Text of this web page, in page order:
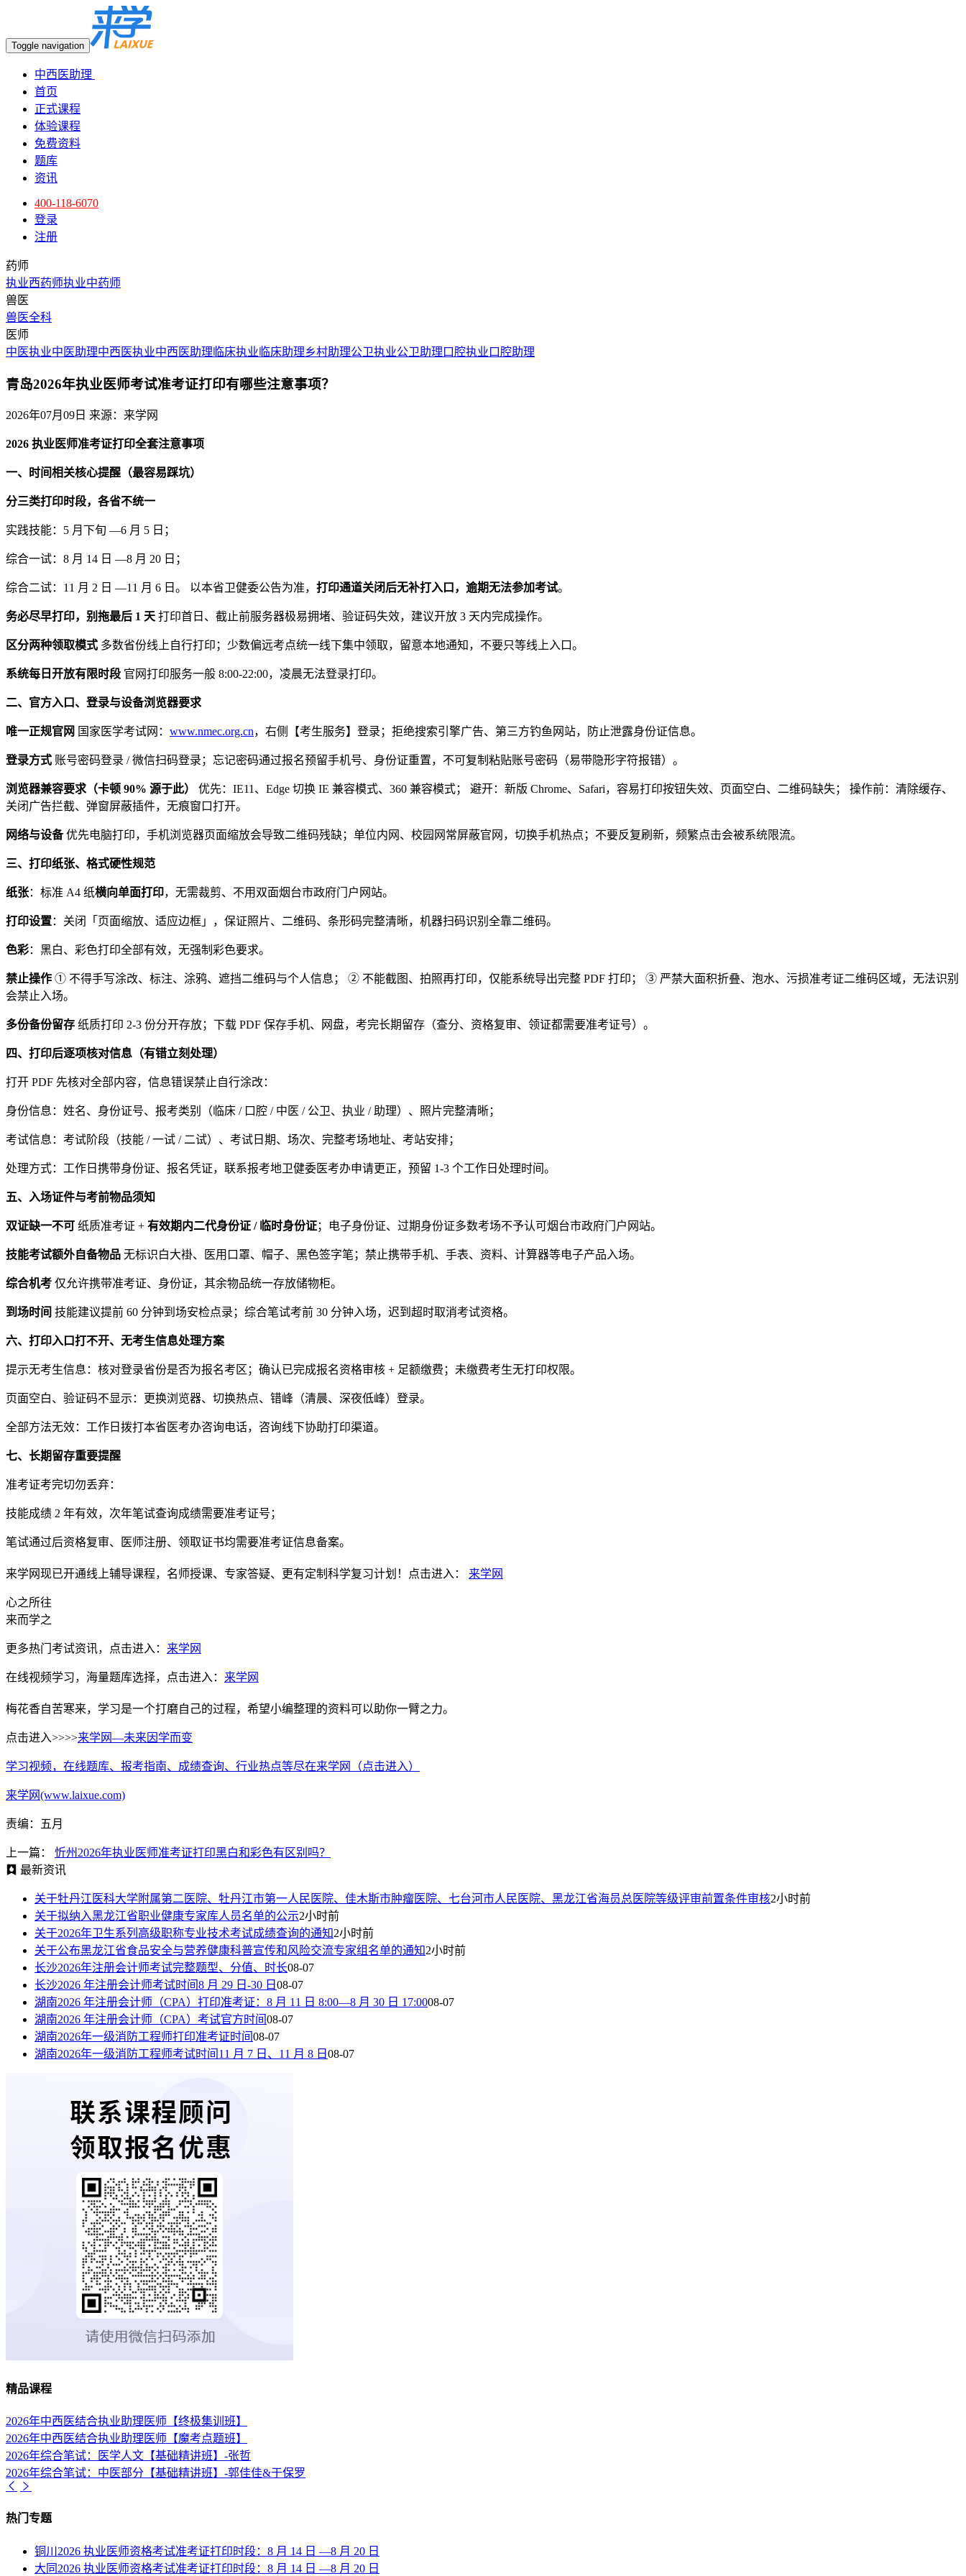
Toggle navigation
中西医助理
首页
正式课程
体验课程
免费资料
题库
资讯
400-118-6070
登录
注册
药师
执业西药师执业中药师
兽医
兽医全科
医师
中医执业中医助理中西医执业中西医助理 临床执业 临床助理乡村助理公卫执业公卫助理 口腔执业 口腔助理
青岛2026年执业医师考试准考证打印有哪些注意事项？
2026年07月09日 来源：来学网
2026 执业医师准考证打印全套注意事项
一、时间相关核心提醒（最容易踩坑）
分三类打印时段，各省不统一
实践技能：5 月下旬 —6 月 5 日；
综合一试：8 月 14 日 —8 月 20 日；
综合二试：11 月 2 日 —11 月 6 日。 以本省卫健委公告为准， 打印通道关闭后无补打入口，逾期无法参加考试。
务必尽早打印，别拖最后 1 天 打印首日、截止前服务器极易拥堵、验证码失效，建议开放 3 天内完成操作。
区分两种领取模式 多数省份线上自行打印；少数偏远考点统一线下集中领取，留意本地通知，不要只等线上入口。
系统每日开放有限时段 官网打印服务一般 8:00-22:00，凌晨无法登录打印。
二、官方入口、登录与设备浏览器要求
唯一正规官网 国家医学考试网： www.nmec.org.cn，右侧【考生服务】登录；拒绝搜索引擎广告、第三方钓鱼网站，防止泄露身份证信息。
登录方式 账号密码登录 / 微信扫码登录；忘记密码通过报名预留手机号、身份证重置，不可复制粘贴账号密码（易带隐形字符报错）。
浏览器兼容要求（卡顿 90% 源于此）
优先：IE11、Edge 切换 IE 兼容模式、360 兼容模式； 避开：新版 Chrome、Safari，容易打印按钮失效、页面空白、二维码缺失； 操作前：清除缓存、
关闭广告拦截、弹窗屏蔽插件，无痕窗口打开。
网络与设备优先电脑打印，手机浏览器页面缩放会导致二维码残缺；单位内网、校园网常屏蔽官网，切换手机热点；不要反复刷新，频繁点击会被系统限流。
三、打印纸张、格式硬性规范
纸张：标准 A4 纸横向单面打印，无需裁剪、不用双面烟台市政府门户网站。
打印设置：关闭「页面缩放、适应边框」，保证照片、二维码、条形码完整清晰，机器扫码识别全靠二维码。
色彩：黑白、彩色打印全部有效，无强制彩色要求。
禁止操作 ① 不得手写涂改、标注、涂鸦、遮挡二维码与个人信息； ② 不能截图、拍照再打印，仅能系统导出完整 PDF 打印； ③ 严禁大面积折叠、泡水、污损准考证二维码区域，无法识别
会禁止入场。
多份备份留存 纸质打印 2-3 份分开存放；下载 PDF 保存手机、网盘，考完长期留存（查分、资格复审、领证都需要准考证号）。
四、打印后逐项核对信息（有错立刻处理）
打开 PDF 先核对全部内容，信息错误禁止自行涂改：
身份信息：姓名、身份证号、报考类别（临床 / 口腔 / 中医 / 公卫、执业 / 助理）、照片完整清晰；
考试信息：考试阶段（技能 / 一试 / 二试）、考试日期、场次、完整考场地址、考站安排；
处理方式：工作日携带身份证、报名凭证，联系报考地卫健委医考办申请更正，预留 1-3 个工作日处理时间。
五、入场证件与考前物品须知
双证缺一不可 纸质准考证 + 有效期内二代身份证 / 临时身份证；电子身份证、过期身份证多数考场不予认可烟台市政府门户网站。
技能考试额外自备物品 无标识白大褂、医用口罩、帽子、黑色签字笔；禁止携带手机、手表、资料、计算器等电子产品入场。
综合机考 仅允许携带准考证、身份证，其余物品统一存放储物柜。
到场时间 技能建议提前 60 分钟到场安检点录；综合笔试考前 30 分钟入场，迟到超时取消考试资格。
六、打印入口打不开、无考生信息处理方案
提示无考生信息：核对登录省份是否为报名考区；确认已完成报名资格审核 + 足额缴费；未缴费考生无打印权限。
页面空白、验证码不显示：更换浏览器、切换热点、错峰（清晨、深夜低峰）登录。
全部方法无效：工作日拨打本省医考办咨询电话，咨询线下协助打印渠道。
七、长期留存重要提醒
准考证考完切勿丢弃：
技能成绩 2 年有效，次年笔试查询成绩需要准考证号；
笔试通过后资格复审、医师注册、领取证书均需要准考证信息备案。
来学网现已开通线上辅导课程，名师授课、专家答疑、更有定制科学复习计划！点击进入： 来学网
心之所往
来而学之
更多热门考试资讯，点击进入： 来学网
在线视频学习，海量题库选择，点击进入： 来学网
梅花香自苦寒来，学习是一个打磨自己的过程，希望小编整理的资料可以助你一臂之力。
点击进入>>>>来学网—未来因学而变
学习视频，在线题库、报考指南、成绩查询、行业热点等尽在来学网（点击进入）
来学网(www.laixue.com)
责编：五月
上一篇：
忻州2026年执业医师准考证打印黑白和彩色有区别吗？
最新资讯
关于牡丹江医科大学附属第二医院、牡丹江市第一人民医院、佳木斯市肿瘤医院、七台河市人民医院、黑龙江省海员总医院等级评审前置条件审核2小时前
关于拟纳入黑龙江省职业健康专家库人员名单的公示2小时前
关于2026年卫生系列高级职称专业技术考试成绩查询的通知2小时前
关于公布黑龙江省食品安全与营养健康科普宣传和风险交流专家组名单的通知2小时前
长沙2026年注册会计师考试完整题型、分值、时长08-07
长沙2026 年注册会计师考试时间8 月 29 日-30 日 08-07
湖南2026 年注册会计师（CPA）打印准考证：8 月 11 日 8:00—8 月 30 日 17:0008-07
湖南2026 年注册会计师（CPA）考试官方时间08-07
湖南2026年一级消防工程师打印准考证时间08-07
湖南2026年一级消防工程师考试时间11 月 7 日、11 月 8 日 08-07
精品课程
2026年中西医结合执业助理医师【终极集训班】
2026年中西医结合执业助理医师【魔考点题班】
2026年综合笔试：医学人文【基础精讲班】-张哲
2026年综合笔试：中医部分【基础精讲班】-郭佳佳&于保罗
热门专题
铜川2026 执业医师资格考试准考证打印时段：8 月 14 日 —8 月 20 日
大同2026 执业医师资格考试准考证打印时段：8 月 14 日 —8 月 20 日